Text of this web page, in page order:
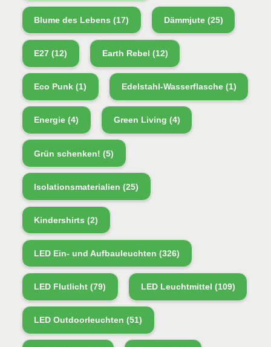
Blume des Lebens (17) Dämmjute(25)
E27 (12) Earth Rebel (12)
Eco Punk (1) Edelstahl-Wasserflasche(1)
Energie (4) Green Living (4)
Grün schenken! (5)
Isolationsmaterialien (25)
Kindershirts (2)
LED Ein- und Aufbauleuchten (326)
LED Flutlicht (79) LED Leuchtmittel (109)
LED Outdoorleuchten (51)